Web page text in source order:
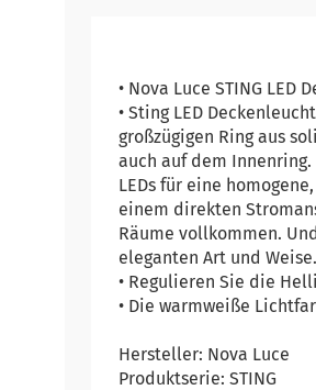
• Nova Luce STING
• Sting LED
großzügigen Ring aus
auch auf dem
LEDs für eine
einem direkten
Räume vollkommen.
eleganten Art und Weise.
• Regulieren Sie die
• Die warmweiße
Hersteller: Nova Luce
Produktserie: STING